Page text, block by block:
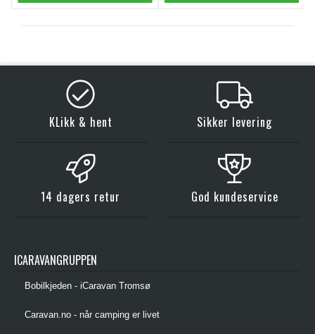
KLikk & hent Sikker levering
14 dagers retur God kundeservice
ICARAVANGRUPPEN
Bobilkjeden - iCaravan Tromsø
Caravan.no - når camping er livet